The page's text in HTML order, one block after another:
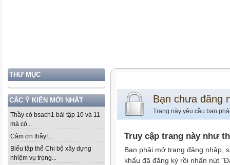
THƯ MỤC
CÁC Ý KIẾN MỚI NHẤT
Thầy có bsach1 bài tập 10 và 11
mà có...
Cảm ơn thầy!...
Biểu tập thể Chi bộ xây dựng
nhiệm vụ trọng...
Bạn chưa đăng
Trang này yêu cầu bạn
Truy cập trang này như
Bạn phải mở trang đăng nhập,
khẩu đã đăng ký rồi nhấn nút